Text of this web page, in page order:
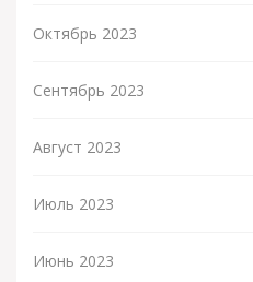
Октябрь 2023
Сентябрь 2023
Август 2023
Июль 2023
Июнь 2023